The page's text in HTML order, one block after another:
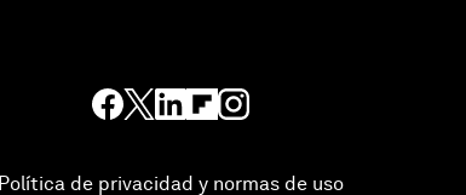
Política de privacidad y normas de uso